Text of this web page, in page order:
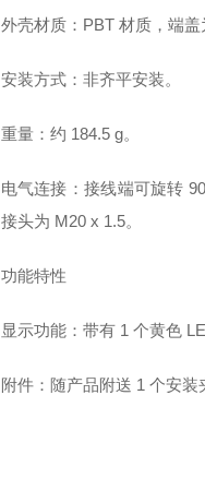
外壳材质：PBT 材质，端
安装方式：非齐平安装。
重量：约 184.5 g。
电气连接：接线端可旋转
接头为 M20 x 1.5。
功能特性
显示功能：带有 1 个黄色
附件：随产品附送 1 个安装